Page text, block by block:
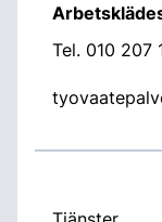
Tel. 010 207